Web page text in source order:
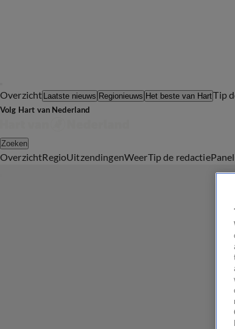
Overzicht Laatste nieuws Regionieuws Het beste van HartTip
Volg Hart van Nederland
Zoeken
OverzichtRegioUitzendingenWeerTip de redactiePanel